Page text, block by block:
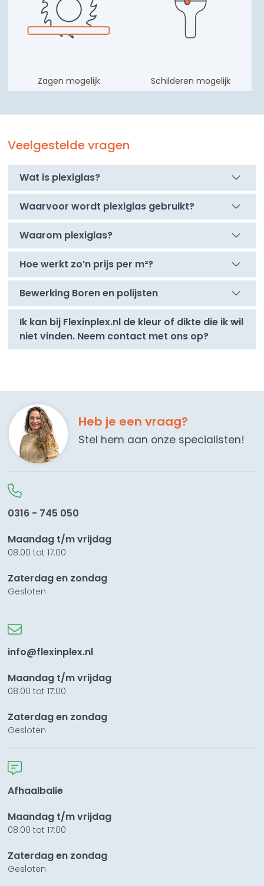
Zagen mogelijk Schilderen mogelijk
Veelgestelde vragen
Wat is plexiglas?
Waarvoor wordt plexiglas gebruikt?
Waarom plexiglas?
Hoe werkt zo’n prijs per m²?
Bewerking Boren en polijsten
Ik kan bij Flexinplex.nl de kleur of dikte die ik wil
niet vinden. Neem contact met ons op?
Heb je een vraag?
Stel hem aan onze specialisten!
0316 - 745 050
Maandag t/m vrijdag
08:00 tot 17:00
Zaterdag en zondag
Gesloten
info@flexinplex.nl
Maandag t/m vrijdag
08:00 tot 17:00
Zaterdag en zondag
Gesloten
Afhaalbalie
Maandag t/m vrijdag
08:00 tot 17:00
Zaterdag en zondag
Gesloten